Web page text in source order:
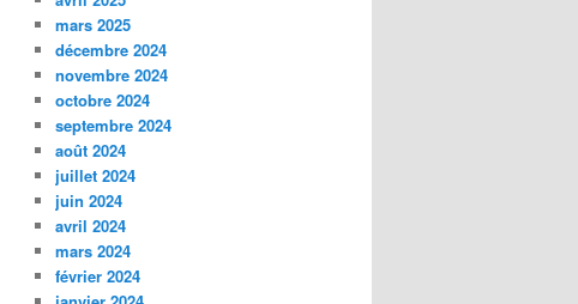
mars 2025
décembre 2024
novembre 2024
octobre 2024
septembre 2024
août 2024
juillet 2024
juin 2024
avril 2024
mars 2024
février 2024